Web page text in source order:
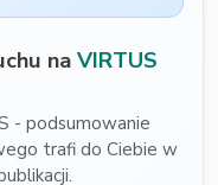
na VIRTUS
- podsumowanie
trafi do Ciebie w